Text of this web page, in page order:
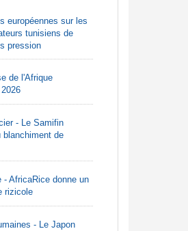
européennes sur les
tunisiens de
pression
de l'Afrique
- Le Samifin
blanchiment de
- AfricaRice donne un
rizicole
- Le Japon